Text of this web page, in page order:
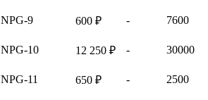
NPG-9 600 ₽ - 7600
NPG-10 12 250 ₽ -
30000
NPG-11 650 ₽ - 2500